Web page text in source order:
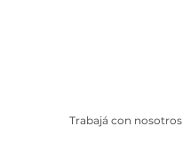
Trabajá con nosotros